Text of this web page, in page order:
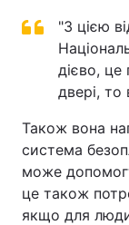
"З цією
дієво,
двері, то
Також вона
система
може
це також
якщо для